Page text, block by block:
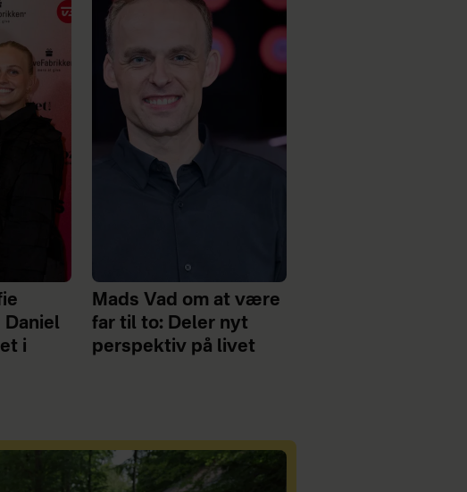
Daniel
i
Mads Vad om at være
far til to: Deler nyt
perspektiv på livet